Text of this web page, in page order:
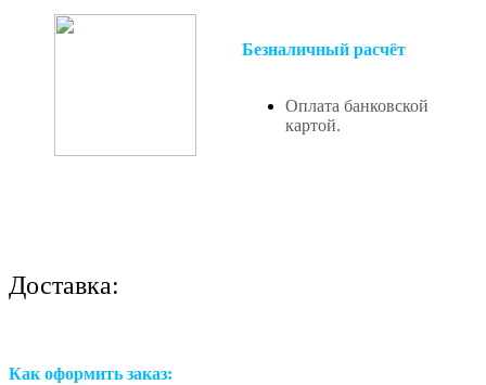
Безналичный расчёт
Оплата банковской
картой.
Доставка:
Как оформить заказ: